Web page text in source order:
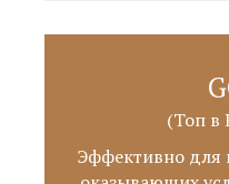
(Топ в
Эффективно для